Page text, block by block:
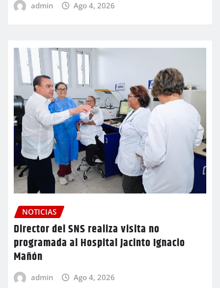
admin Ago 4, 2026
NOTICIAS
Director del SNS realiza visita no
programada al Hospital Jacinto Ignacio
Mañón
admin Ago 4, 2026